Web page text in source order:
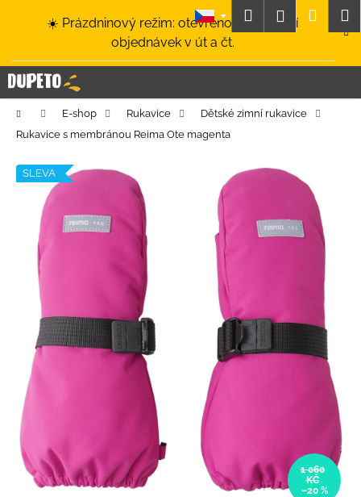
☀️ Prázdninový režim: otevřeno a odesílání
objednávek v út a čt.
HledatPřihlášení
Domů E-shop Rukavice
Dětské zimní rukavice
Rukavice s membránou Reima Ote magenta
SLEVA
1 060
KČ
–20 %
í
k C
o
p
t
a
í
t
?